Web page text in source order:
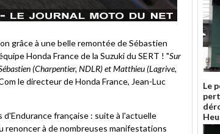
grâce à une belle remontée de Sébastien
Honda France de la Suzuki du SERT ! "Sur
(Charpentier, NDLR) et Matthieu (Lagrive,
le directeur de Honda France, Jean-Luc
d'Endurance française : suite à l'actuelle
renoncer à de nombreuses manifestations
Le